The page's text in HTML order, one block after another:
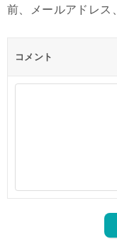
前、メールアドレス
コメント